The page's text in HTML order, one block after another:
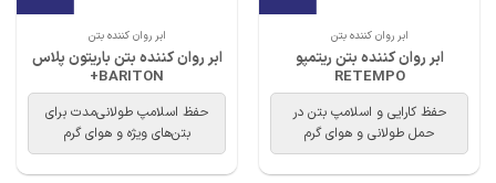
ابر روان کننده بتن
ابر روان کننده بتن ریتمپو
RETEMPO
حفظ کارایی و اسلامپ بتن در
حمل طولانی و هوای گرم
ابر روان کننده بتن
ابر روان کننده بتن باریتون پلاس
BARITON+
حفظ اسلامپ طولانی‌مدت برای
بتن‌های ویژه و هوای گرم